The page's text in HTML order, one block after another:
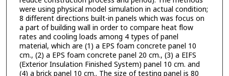
were using physical model simulation in actual condition;
8 different directions built-in panels which was focus on
a part of building wall in order to compare heat flow
rates and cooling loads among 4 types of panel
material, which are (1) a EPS foam concrete panel 10
cm., (2) a EPS foam concrete panel 20 cm., (3) a EIFS
(Exterior Insulation Finished System) panel 10 cm. and
(4) a brick panel 10 cm.. The size of testing panel is 80